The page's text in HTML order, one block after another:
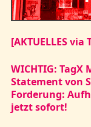
[AKTUELLES
WICHTIG:
Statement von
Forderung:
jetzt sofort!